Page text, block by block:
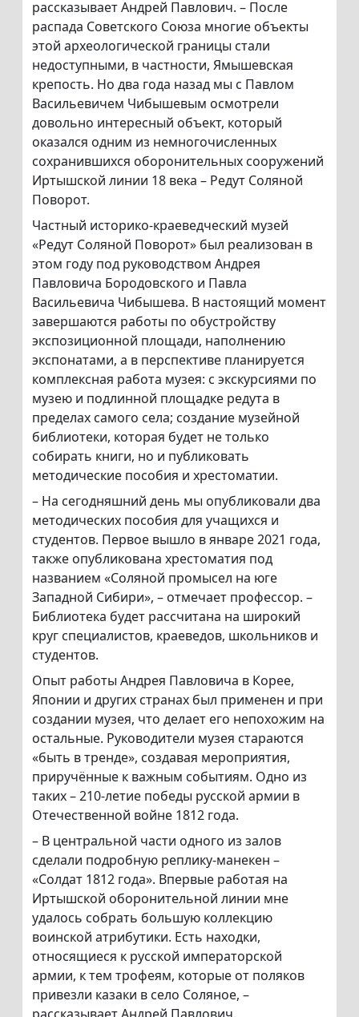
рассказывает Андрей Павлович. – После
распада Советского Союза многие объекты
этой археологической границы стали
недоступными, в частности, Ямышевская
крепость. Но два года назад мы с Павлом
Васильевичем Чибышевым осмотрели
довольно интересный объект, который
оказался одним из немногочисленных
сохранившихся оборонительных сооружений
Иртышской линии 18 века – Редут Соляной
Поворот.
Частный историко-краеведческий музей
«Редут Соляной Поворот» был реализован в
этом году под руководством Андрея
Павловича Бородовского и Павла
Васильевича Чибышева. В настоящий момент
завершаются работы по обустройству
экспозиционной площади, наполнению
экспонатами, а в перспективе планируется
комплексная работа музея: с экскурсиями по
музею и подлинной площадке редута в
пределах самого села; создание музейной
библиотеки, которая будет не только
собирать книги, но и публиковать
методические пособия и хрестоматии.
– На сегодняшний день мы опубликовали два
методических пособия для учащихся и
студентов. Первое вышло в январе 2021 года,
также опубликована хрестоматия под
названием «Соляной промысел на юге
Западной Сибири», – отмечает профессор. –
Библиотека будет рассчитана на широкий
круг специалистов, краеведов, школьников и
студентов.
Опыт работы Андрея Павловича в Корее,
Японии и других странах был применен и при
создании музея, что делает его непохожим на
остальные. Руководители музея стараются
«быть в тренде», создавая мероприятия,
приручённые к важным событиям. Одно из
таких – 210-летие победы русской армии в
Отечественной войне 1812 года.
– В центральной части одного из залов
сделали подробную реплику-манекен –
«Солдат 1812 года». Впервые работая на
Иртышской оборонительной линии мне
удалось собрать большую коллекцию
воинской атрибутики. Есть находки,
относящиеся к русской императорской
армии, к тем трофеям, которые от поляков
привезли казаки в село Соляное, –